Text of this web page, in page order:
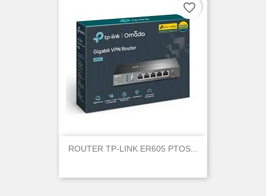
ROUTER TP-LINK ER605 PTOS...
favorite_border